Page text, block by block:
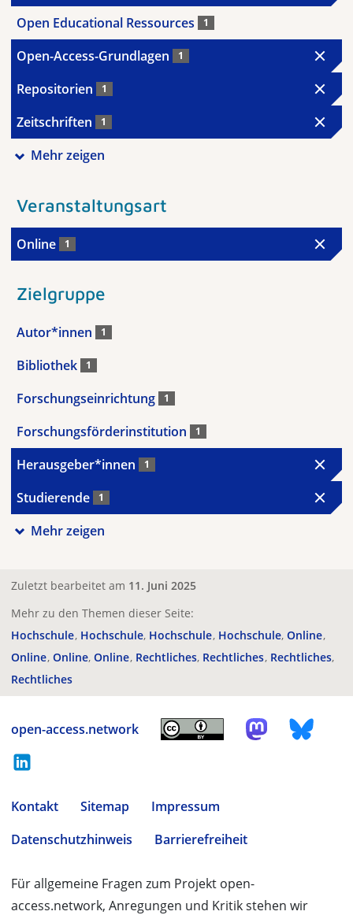
Open Educational Ressources 1
Open-Access-Grundlagen 1
Repositorien 1
Zeitschriften 1
Mehr zeigen
Veranstaltungsart
Online 1
Zielgruppe
Autor*innen 1
Bibliothek 1
Forschungseinrichtung 1
Forschungsförderinstitution 1
Herausgeber*innen 1
Studierende 1
Mehr zeigen
Zuletzt bearbeitet am 11. Juni 2025
Mehr zu den Themen dieser Seite:
Hochschule Hochschule Hochschule Hochschule Online
Online Online Online Rechtliches Rechtliches Rechtliches
Rechtliches
open-access.network
Kontakt Sitemap
Impressum
Datenschutzhinweis
Barrierefreiheit
Für allgemeine Fragen zum Projekt open-
access.network, Anregungen und Kritik stehen wir